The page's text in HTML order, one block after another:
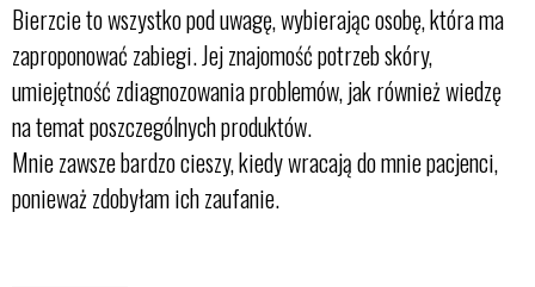
Bierzcie to wszystko pod uwagę, wybierając osobę, która ma
zaproponować zabiegi. Jej znajomość potrzeb skóry,
umiejętność zdiagnozowania problemów, jak również wiedzę
na temat poszczególnych produktów.
Mnie zawsze bardzo cieszy, kiedy wracają do mnie pacjenci,
ponieważ zdobyłam ich zaufanie.